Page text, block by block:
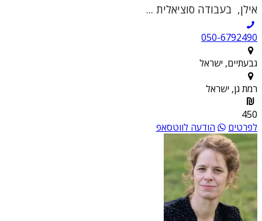
אילן, בעבודה סוציאלית ...
050-6792490
גבעתיים, ישראל
רמת גן, ישראל
450
לפרטים
הודעה לווטסאפ